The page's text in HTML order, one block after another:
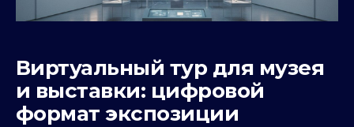
Виртуальный тур для музея
и выставки: цифровой
формат экспозиции